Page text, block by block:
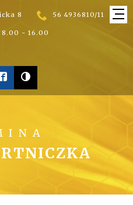
8  56 4936810/11
8.00 - 16.00
 